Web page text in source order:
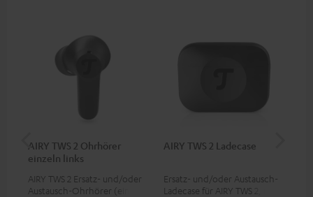
AIRY TWS 2 Ohrhörer
einzeln links
AIRY TWS 2 Ersatz- und/oder
Austausch-Ohrhörer (einzeln
AIRY TWS 2 Ladecase
Ersatz- und/oder Austausch-
Ladecase für AIRY TWS 2, nicht